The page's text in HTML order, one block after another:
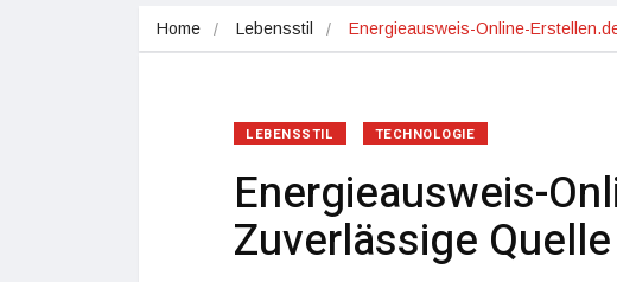
Home Lebensstil Energieausweis-Online-
LEBENSSTIL TECHNOLOGIE
Energieausweis-
Zuverlässige